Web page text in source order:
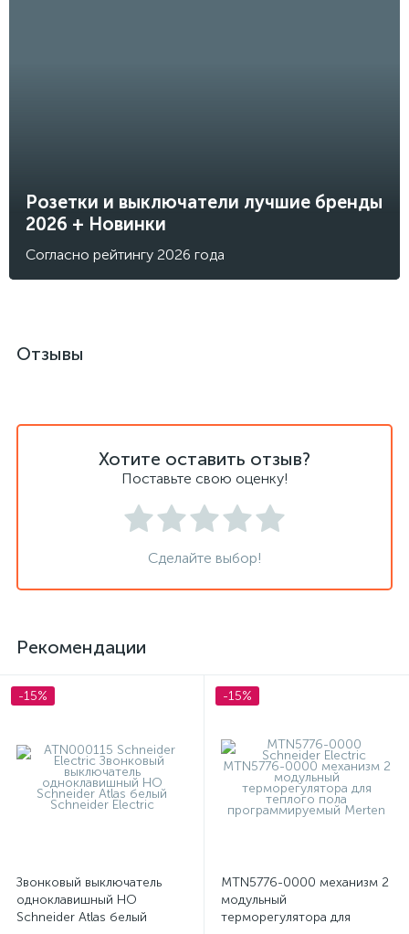
Розетки и выключатели лучшие бренды
2026 + Новинки
Согласно рейтингу 2026 года
Отзывы
Хотите оставить отзыв?
Поставьте свою оценку!
Сделайте выбор!
Рекомендации
-15%
Звонковый выключатель
одноклавишный НО
Schneider Atlas белый
-15%
MTN5776-0000 механизм 2
модульный
терморегулятора для